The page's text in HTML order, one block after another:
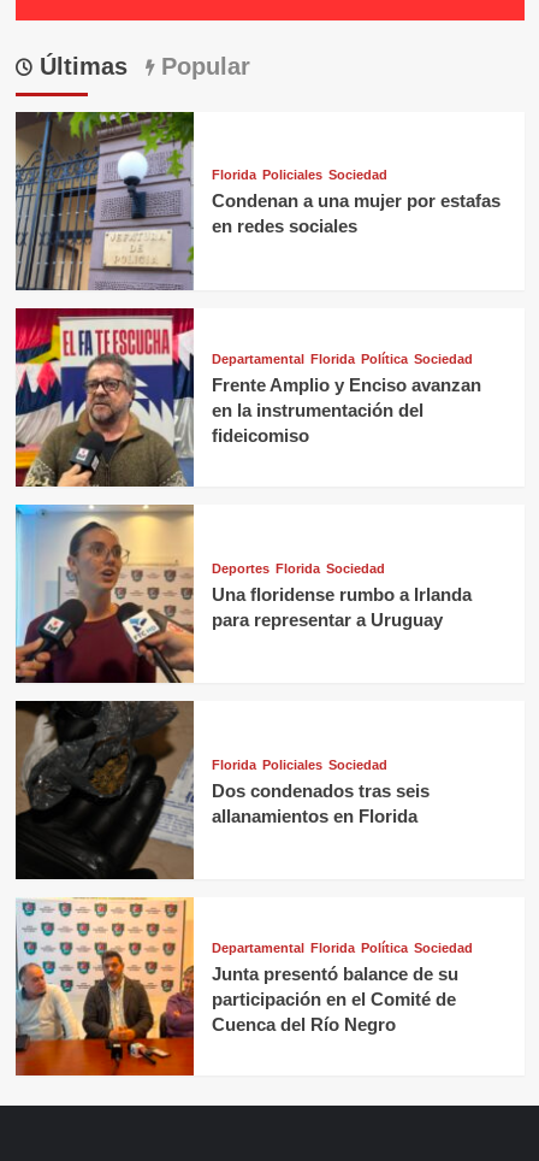
Últimas Popular
Florida Policiales Sociedad
Condenan a una mujer por estafas
en redes sociales
Departamental Florida Política Sociedad
Frente Amplio y Enciso avanzan
en la instrumentación del
fideicomiso
Deportes Florida Sociedad
Una floridense rumbo a Irlanda
para representar a Uruguay
Florida Policiales Sociedad
Dos condenados tras seis
allanamientos en Florida
Departamental Florida Política Sociedad
Junta presentó balance de su
participación en el Comité de
Cuenca del Río Negro